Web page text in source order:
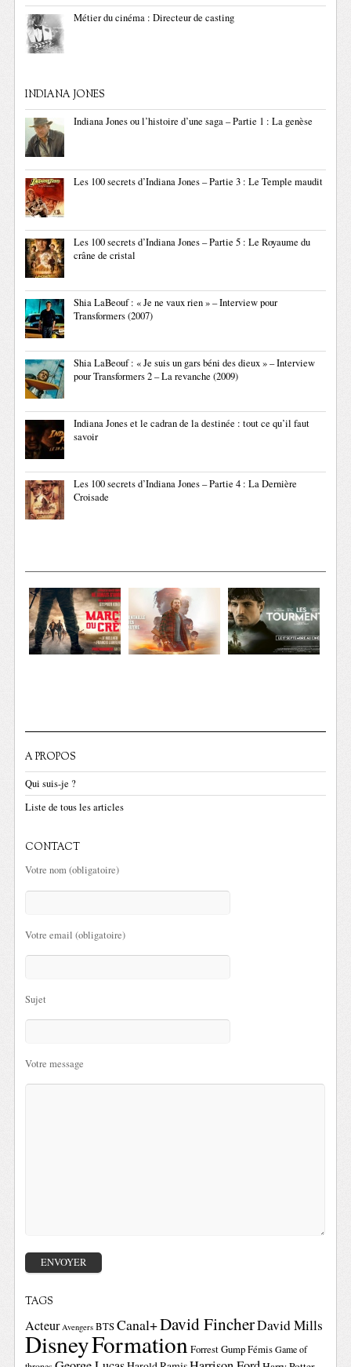
Métier du cinéma : Directeur de casting
INDIANA JONES
Indiana Jones ou l’histoire d’une saga – Partie 1 : La genèse
Les 100 secrets d’Indiana Jones – Partie 3 : Le Temple maudit
Les 100 secrets d’Indiana Jones – Partie 5 : Le Royaume du
crâne de cristal
Shia LaBeouf : « Je ne vaux rien » – Interview pour
Transformers (2007)
Shia LaBeouf : « Je suis un gars béni des dieux » – Interview
pour Transformers 2 – La revanche (2009)
Indiana Jones et le cadran de la destinée : tout ce qu’il faut
savoir
Les 100 secrets d’Indiana Jones – Partie 4 : La Dernière
Croisade
A PROPOS
Qui suis-je ?
Liste de tous les articles
CONTACT
Votre nom (obligatoire)
Votre email (obligatoire)
Sujet
Votre message
TAGS
Acteur Avengers BTSCanal+David FincherDavid Mills
DisneyFormationForrest GumpFémis Game of